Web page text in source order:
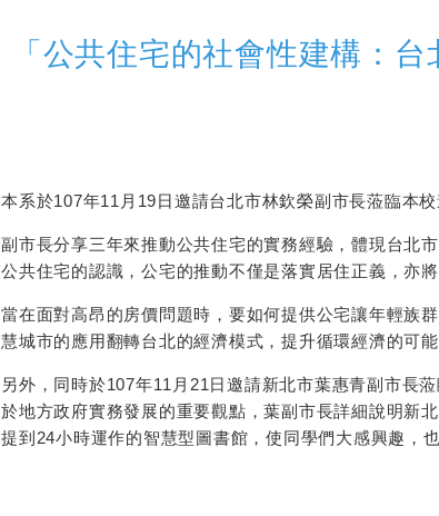
「公共住宅的社會性建構：
本系於107年11月19日邀請台北市林欽榮副市長蒞臨本
副市長分享三年來推動公共住宅的實務經驗，體現台北
公共住宅的認識，公宅的推動不僅是落實居住正義，亦
當在面對高昂的房價問題時，要如何提供公宅讓年輕族
慧城市的應用翻轉台北的經濟模式，提升循環經濟的可能
另外，同時於107年11月21日邀請新北市葉惠青副市長
於地方政府實務發展的重要觀點，葉副市長詳細說明新
提到24小時運作的智慧型圖書館，使同學們大感興趣，